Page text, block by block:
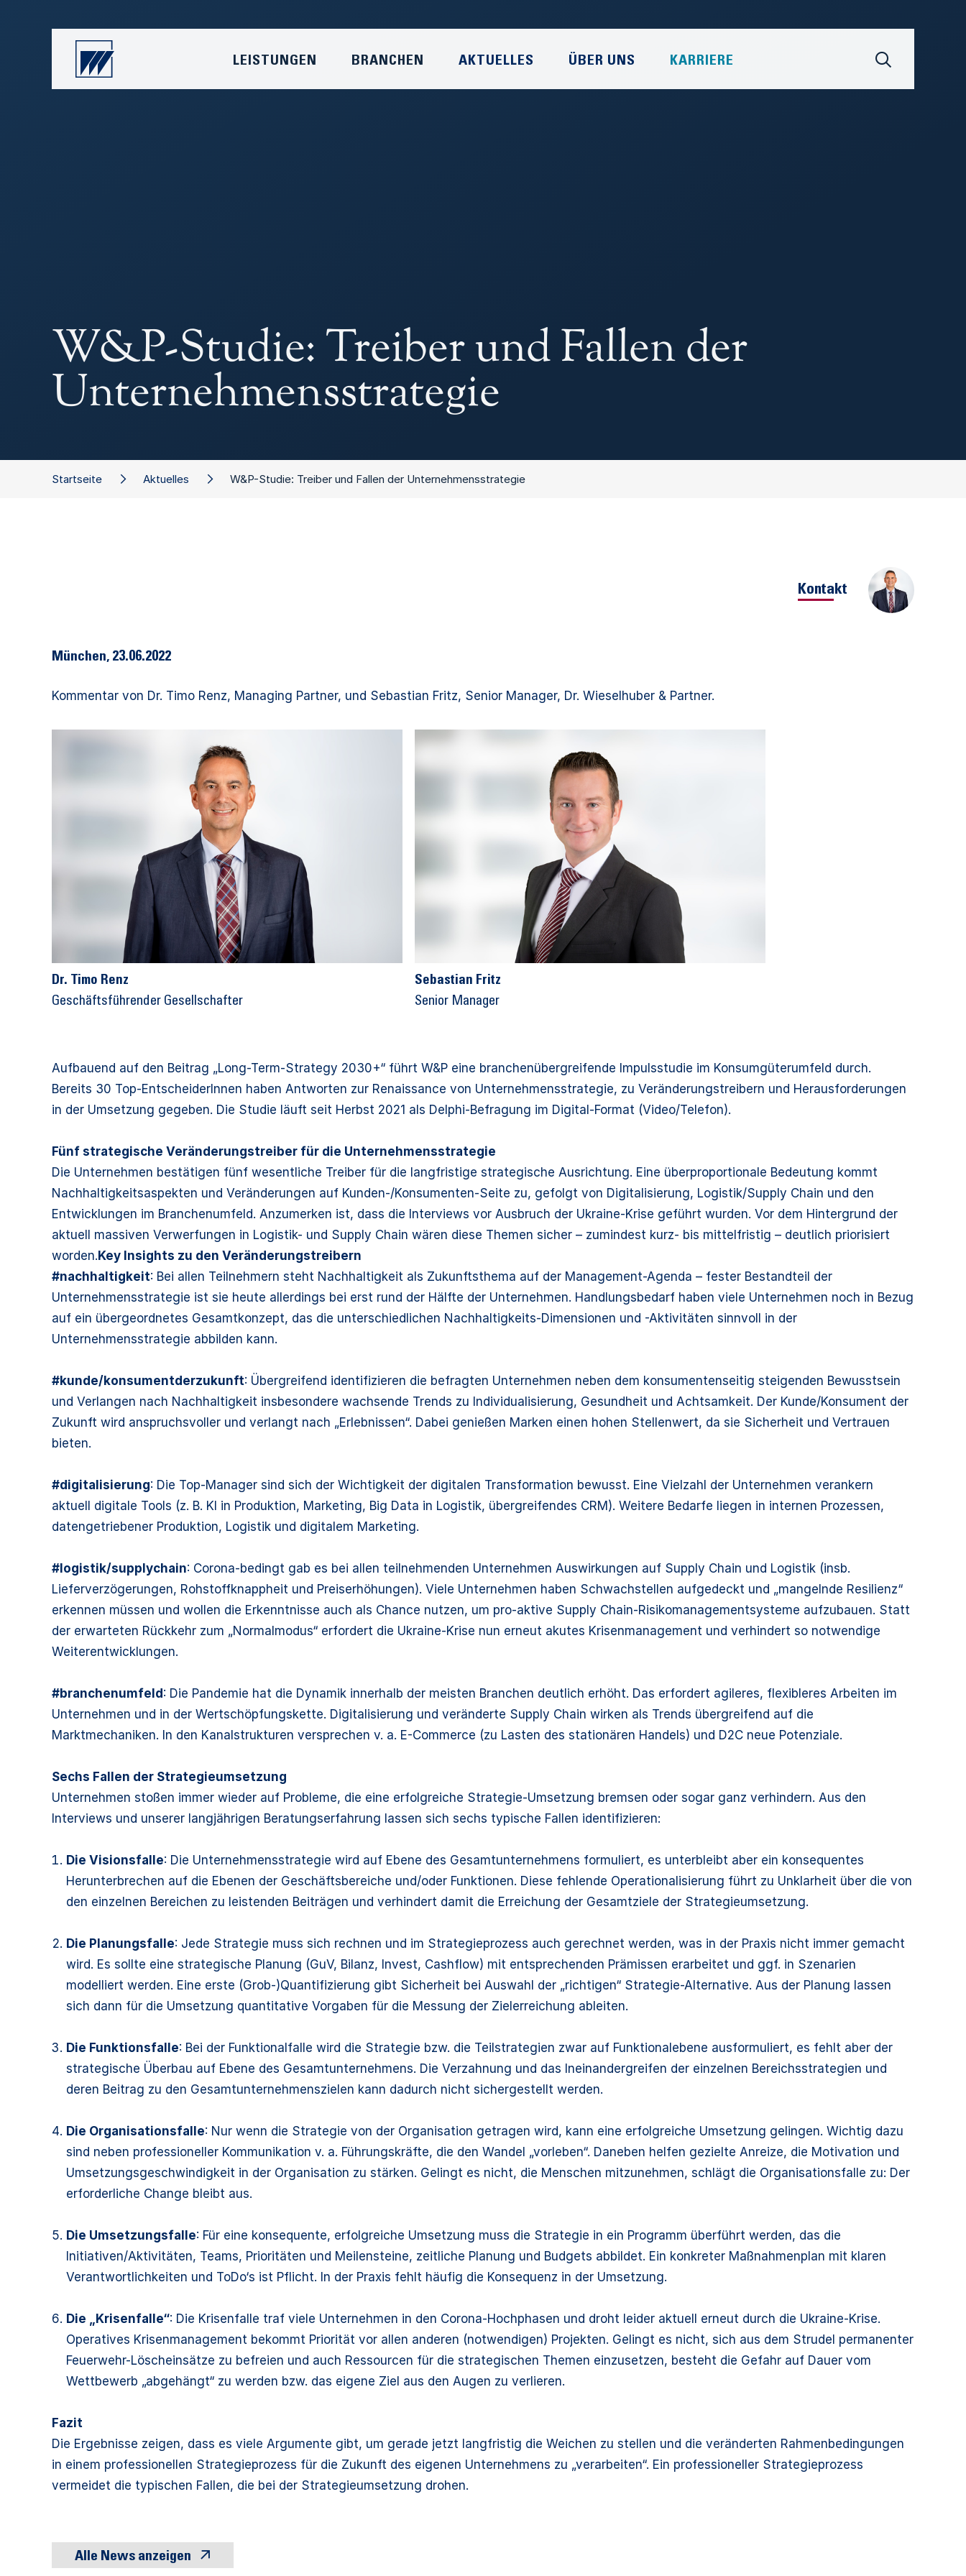
München, 23.06.2022
Kommentar von Dr. Timo Renz, Managing Partner, und Sebastian Fritz, Senior Manager, Dr. Wieselhuber & Partner.
Dr. Timo Renz
Geschäftsführender Gesellschafter
Sebastian Fritz
Senior Manager
Aufbauend auf den Beitrag „Long-Term-Strategy 2030+“ führt W&P eine branchenübergreifende Impulsstudie im Konsumgüterumfeld durch.
Bereits 30 Top-EntscheiderInnen haben Antworten zur Renaissance von Unternehmensstrategie, zu Veränderungstreibern und Herausforderungen
in der Umsetzung gegeben. Die Studie läuft seit Herbst 2021 als Delphi-Befragung im Digital-Format (Video/Telefon).
Fünf strategische Veränderungstreiber für die Unternehmensstrategie
Die Unternehmen bestätigen fünf wesentliche Treiber für die langfristige strategische Ausrichtung. Eine überproportionale Bedeutung kommt
Nachhaltigkeitsaspekten und Veränderungen auf Kunden-/Konsumenten-Seite zu, gefolgt von Digitalisierung, Logistik/Supply Chain und den
Entwicklungen im Branchenumfeld. Anzumerken ist, dass die Interviews vor Ausbruch der Ukraine-Krise geführt wurden. Vor dem Hintergrund der
aktuell massiven Verwerfungen in Logistik- und Supply Chain wären diese Themen sicher – zumindest kurz- bis mittelfristig – deutlich priorisiert
worden.Key Insights zu den Veränderungstreibern
#nachhaltigkeit: Bei allen Teilnehmern steht Nachhaltigkeit als Zukunftsthema auf der Management-Agenda – fester Bestandteil der
Unternehmensstrategie ist sie heute allerdings bei erst rund der Hälfte der Unternehmen. Handlungsbedarf haben viele Unternehmen noch in Bezug
auf ein übergeordnetes Gesamtkonzept, das die unterschiedlichen Nachhaltigkeits-Dimensionen und -Aktivitäten sinnvoll in der
Unternehmensstrategie abbilden kann.
#kunde/konsumentderzukunft: Übergreifend identifizieren die befragten Unternehmen neben dem konsumentenseitig steigenden Bewusstsein
und Verlangen nach Nachhaltigkeit insbesondere wachsende Trends zu Individualisierung, Gesundheit und Achtsamkeit. Der Kunde/Konsument der
Zukunft wird anspruchsvoller und verlangt nach „Erlebnissen“. Dabei genießen Marken einen hohen Stellenwert, da sie Sicherheit und Vertrauen
bieten.
#digitalisierung: Die Top-Manager sind sich der Wichtigkeit der digitalen Transformation bewusst. Eine Vielzahl der Unternehmen verankern
aktuell digitale Tools (z. B. KI in Produktion, Marketing, Big Data in Logistik, übergreifendes CRM). Weitere Bedarfe liegen in internen Prozessen,
datengetriebener Produktion, Logistik und digitalem Marketing.
#logistik/supplychain: Corona-bedingt gab es bei allen teilnehmenden Unternehmen Auswirkungen auf Supply Chain und Logistik (insb.
Lieferverzögerungen, Rohstoffknappheit und Preiserhöhungen). Viele Unternehmen haben Schwachstellen aufgedeckt und „mangelnde Resilienz“
erkennen müssen und wollen die Erkenntnisse auch als Chance nutzen, um pro-aktive Supply Chain-Risikomanagementsysteme aufzubauen. Statt
der erwarteten Rückkehr zum „Normalmodus“ erfordert die Ukraine-Krise nun erneut akutes Krisenmanagement und verhindert so notwendige
Weiterentwicklungen.
#branchenumfeld: Die Pandemie hat die Dynamik innerhalb der meisten Branchen deutlich erhöht. Das erfordert agileres, flexibleres Arbeiten im
Unternehmen und in der Wertschöpfungskette. Digitalisierung und veränderte Supply Chain wirken als Trends übergreifend auf die
Marktmechaniken. In den Kanalstrukturen versprechen v. a. E-Commerce (zu Lasten des stationären Handels) und D2C neue Potenziale.
Sechs Fallen der Strategieumsetzung
Unternehmen stoßen immer wieder auf Probleme, die eine erfolgreiche Strategie-Umsetzung bremsen oder sogar ganz verhindern. Aus den
Interviews und unserer langjährigen Beratungserfahrung lassen sich sechs typische Fallen identifizieren:
Die Visionsfalle: Die Unternehmensstrategie wird auf Ebene des Gesamtunternehmens formuliert, es unterbleibt aber ein konsequentes
Herunterbrechen auf die Ebenen der Geschäftsbereiche und/oder Funktionen. Diese fehlende Operationalisierung führt zu Unklarheit über die von
den einzelnen Bereichen zu leistenden Beiträgen und verhindert damit die Erreichung der Gesamtziele der Strategieumsetzung.
Die Planungsfalle: Jede Strategie muss sich rechnen und im Strategieprozess auch gerechnet werden, was in der Praxis nicht immer gemacht
wird. Es sollte eine strategische Planung (GuV, Bilanz, Invest, Cashflow) mit entsprechenden Prämissen erarbeitet und ggf. in Szenarien
modelliert werden. Eine erste (Grob-)Quantifizierung gibt Sicherheit bei Auswahl der „richtigen“ Strategie-Alternative. Aus der Planung lassen
sich dann für die Umsetzung quantitative Vorgaben für die Messung der Zielerreichung ableiten.
Die Funktionsfalle: Bei der Funktionalfalle wird die Strategie bzw. die Teilstrategien zwar auf Funktionalebene ausformuliert, es fehlt aber der
strategische Überbau auf Ebene des Gesamtunternehmens. Die Verzahnung und das Ineinandergreifen der einzelnen Bereichsstrategien und
deren Beitrag zu den Gesamtunternehmenszielen kann dadurch nicht sichergestellt werden.
Die Organisationsfalle: Nur wenn die Strategie von der Organisation getragen wird, kann eine erfolgreiche Umsetzung gelingen. Wichtig dazu
sind neben professioneller Kommunikation v. a. Führungskräfte, die den Wandel „vorleben“. Daneben helfen gezielte Anreize, die Motivation und
Umsetzungsgeschwindigkeit in der Organisation zu stärken. Gelingt es nicht, die Menschen mitzunehmen, schlägt die Organisationsfalle zu: Der
erforderliche Change bleibt aus.
Die Umsetzungsfalle: Für eine konsequente, erfolgreiche Umsetzung muss die Strategie in ein Programm überführt werden, das die
Initiativen/Aktivitäten, Teams, Prioritäten und Meilensteine, zeitliche Planung und Budgets abbildet. Ein konkreter Maßnahmenplan mit klaren
Verantwortlichkeiten und ToDo‘s ist Pflicht. In der Praxis fehlt häufig die Konsequenz in der Umsetzung.
Die „Krisenfalle“: Die Krisenfalle traf viele Unternehmen in den Corona-Hochphasen und droht leider aktuell erneut durch die Ukraine-Krise.
Operatives Krisenmanagement bekommt Priorität vor allen anderen (notwendigen) Projekten. Gelingt es nicht, sich aus dem Strudel permanenter
Feuerwehr-Löscheinsätze zu befreien und auch Ressourcen für die strategischen Themen einzusetzen, besteht die Gefahr auf Dauer vom
Wettbewerb „abgehängt“ zu werden bzw. das eigene Ziel aus den Augen zu verlieren.
Fazit
Die Ergebnisse zeigen, dass es viele Argumente gibt, um gerade jetzt langfristig die Weichen zu stellen und die veränderten Rahmenbedingungen
in einem professionellen Strategieprozess für die Zukunft des eigenen Unternehmens zu „verarbeiten“. Ein professioneller Strategieprozess
vermeidet die typischen Fallen, die bei der Strategieumsetzung drohen.
Alle News anzeigen
Startseite Aktuelles W&P-Studie: Treiber und Fallen der Unternehmensstrategie
Kontakt
W&P-Studie: Treiber und Fallen der
Unternehmensstrategie
LEISTUNGEN BRANCHEN AKTUELLES ÜBER UNS KARRIERE